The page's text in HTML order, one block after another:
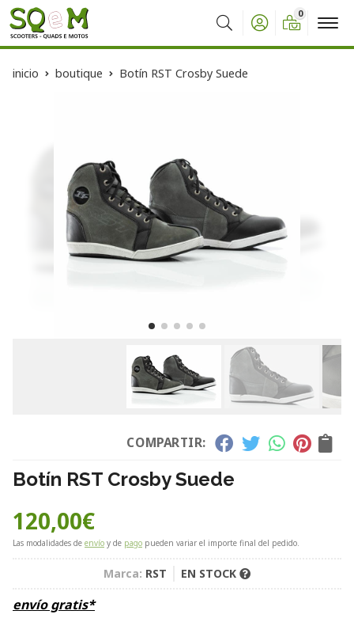
Buscar
0
inicio boutique Botín RST Crosby Suede
COMPARTIR:
Botín RST Crosby Suede
120,00€
Las modalidades de envío y de pago pueden variar el importe final del pedido.
Marca: RST EN STOCK
envío gratis*